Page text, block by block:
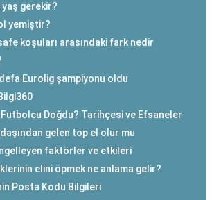
gerekir?
yemiştir?
koşuları arasındaki fark nedir
Eurolig şampiyonu oldu
Doğdu? Tarihçesi ve Efsaneler
gelen top el olur mu
faktörler ve etkileri
elini öpmek ne anlama gelir?
Posta Kodu Bilgileri